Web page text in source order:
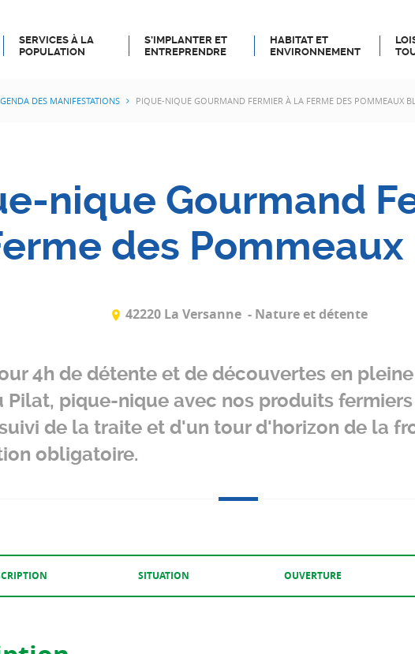
SERVICES À LA
POPULATION
S’IMPLANTER ET
ENTREPRENDRE
HABITAT ET
ENVIRONNEMENT
DES MANIFESTATIONS PIQUE-NIQUE GOURMAND FERMIER À LA FERME DES POMMEAUX
nique Gourmand
des
42220 La Versanne - Nature et détente
4h de détente et de découvertes en
Pilat, pique-nique avec nos produits
de la traite et d'un tour d'horizon de la
obligatoire.
SITUATION OUVERTURE